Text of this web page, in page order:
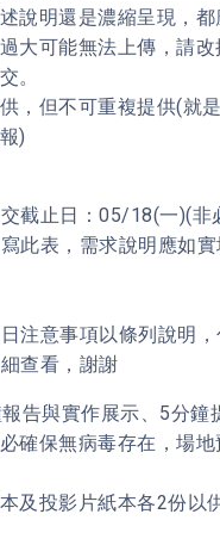
說明還是濃縮呈現，
大可能無法上傳，請
。
，但不可重複提供(就
)
截止日：05/18(一)(非
此表，需求說明應如
注意事項以條列說明
查看，謝謝
告與實作展示、5分
確保無病毒存在，場
及投影片紙本各2份以